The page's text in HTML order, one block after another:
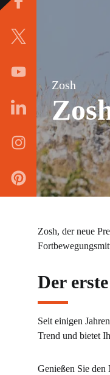
Zosh
Zosh, der neue
Der
Seit einigen
Trend und bietet
Genießen Sie